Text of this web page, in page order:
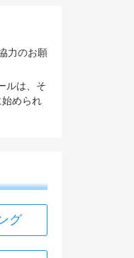
力のお願
ルは、そ
められ
グ